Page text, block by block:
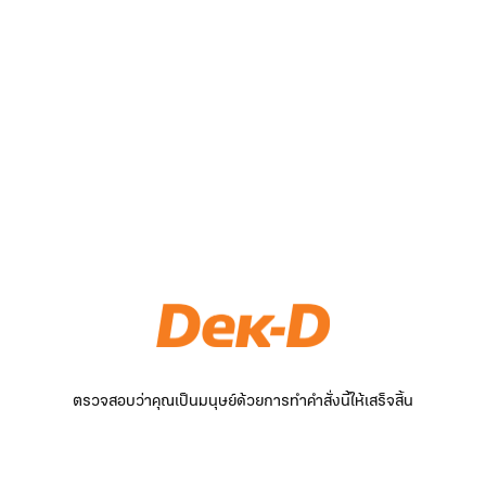
ตรวจสอบว่าคุณเป็นมนุษย์ด้วยการทำคำสั่งนี้ให้เสร็จสิ้น